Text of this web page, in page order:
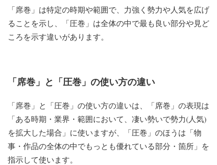
「席巻」は特定の時期や範囲で、力強く勢力や人気を広げ
ることを示し、「圧巻」は全体の中で最も良い部分や見ど
ころを示す違いがあります。
「席巻」と「圧巻」の使い方の違い
「席巻」 と 「圧巻」 の使い方の違いは、 「席巻」 の表現は
「ある時期・業界・範囲において、凄い勢いで勢力(人気)
を拡大した場合」 に使いますが、 「圧巻」 のほうは 「物
事・作品の全体の中でもっとも優れている部分・箇所」 を
指示して使います。